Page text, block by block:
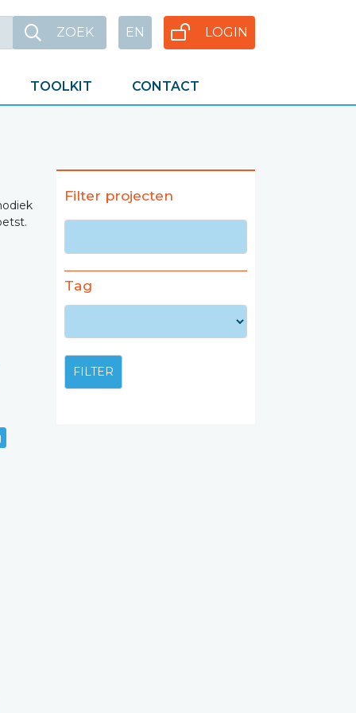
ZOEK EN LOGIN
TOOLKIT CONTACT
Filter projecten
Tag
FILTER